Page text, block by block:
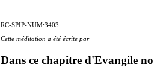
RC-SPIP-NUM:3403
Cette méditation a été écrite par
Dans ce chapitre d'Evangile